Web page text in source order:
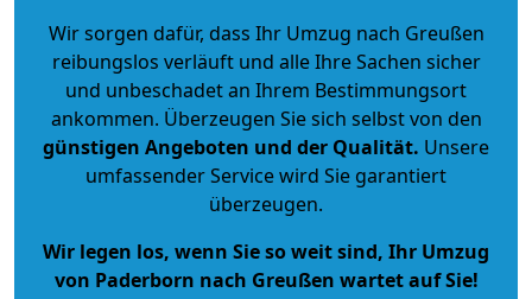
Wir sorgen dafür, dass Ihr Umzug nach Greußen
reibungslos verläuft und alle Ihre Sachen sicher
und unbeschadet an Ihrem Bestimmungsort
ankommen. Überzeugen Sie sich selbst von den
günstigen Angeboten und der Qualität. Unsere
umfassender Service wird Sie garantiert
überzeugen.
Wir legen los, wenn Sie so weit sind, Ihr Umzug
von Paderborn nach Greußen wartet auf Sie!